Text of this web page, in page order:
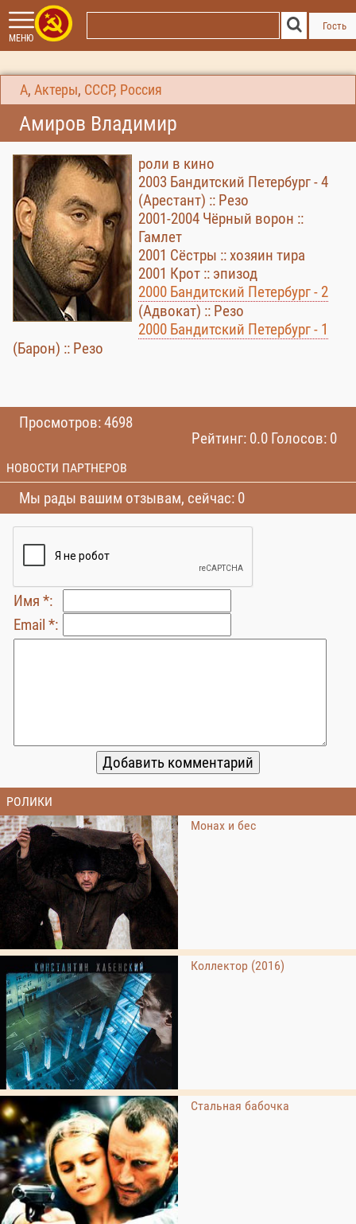
МЕНЮ
Гость
А, Актеры, СССР, Россия
Амиров Владимир
роли в кино
2003 Бандитский Петербург - 4
(Арестант) :: Резо
2001-2004 Чёрный ворон ::
Гамлет
2001 Сёстры :: хозяин тира
2001 Крот :: эпизод
2000 Бандитский Петербург - 2
(Адвокат) :: Резо
2000 Бандитский Петербург - 1
(Барон) :: Резо
Просмотров: 4698
Рейтинг: 0.0 Голосов: 0
НОВОСТИ ПАРТНЕРОВ
Мы рады вашим отзывам, сейчас: 0
Имя *:
Email *:
РОЛИКИ
Монах и бес
Коллектор (2016)
Стальная бабочка